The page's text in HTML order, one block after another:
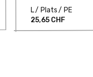
L
Plats
PE
25,65 CHF